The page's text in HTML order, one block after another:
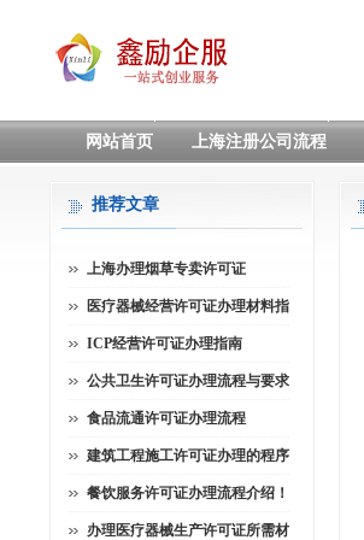
网站首页 上海注册公司流程
推荐文章
上海办理烟草专卖许可证
医疗器械经营许可证办理材料指
ICP经营许可证办理指南
公共卫生许可证办理流程与要求
食品流通许可证办理流程
建筑工程施工许可证办理的程序
餐饮服务许可证办理流程介绍！
办理医疗器械生产许可证所需材